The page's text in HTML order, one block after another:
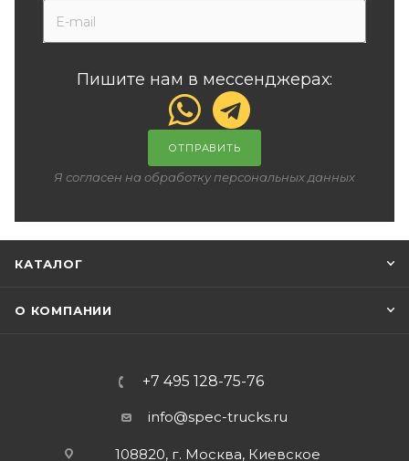
Пишите нам в мессенджерах:
ОТПРАВИТЬ
Я согласен на обработку персональных данных
КАТАЛОГ
О КОМПАНИИ
+7 495 128-75-76
info@spec-trucks.ru
108820, г. Москва, Киевское